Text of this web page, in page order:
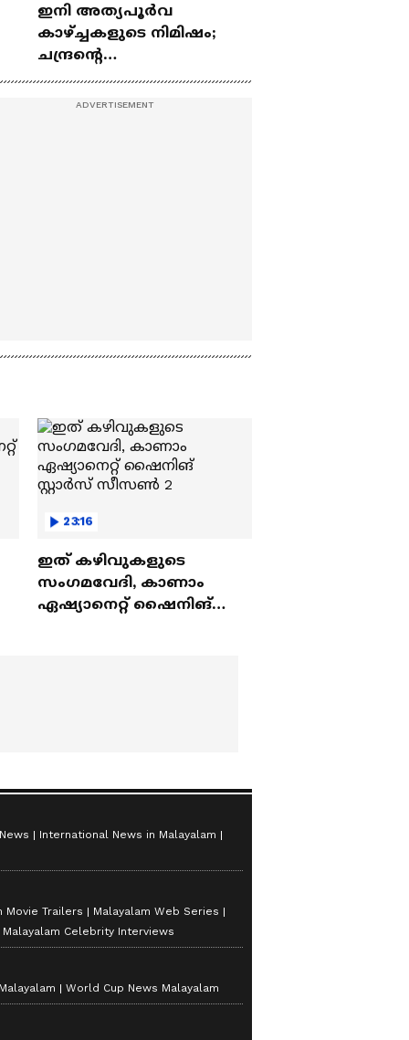
ഇനി അത്യപൂര്‍വ
കാഴ്ച്ചകളുടെ നിമിഷം;
ചന്ദ്രന്റെ
23:16
ഇത് കഴിവുകളുടെ
സംഗമവേദി, കാണാം
ഏഷ്യാനെറ്റ് ഷൈനിങ്
International News in Malayalam
Movie Trailers
Malayalam Web Series
Malayalam Celebrity Interviews
World Cup News Malayalam